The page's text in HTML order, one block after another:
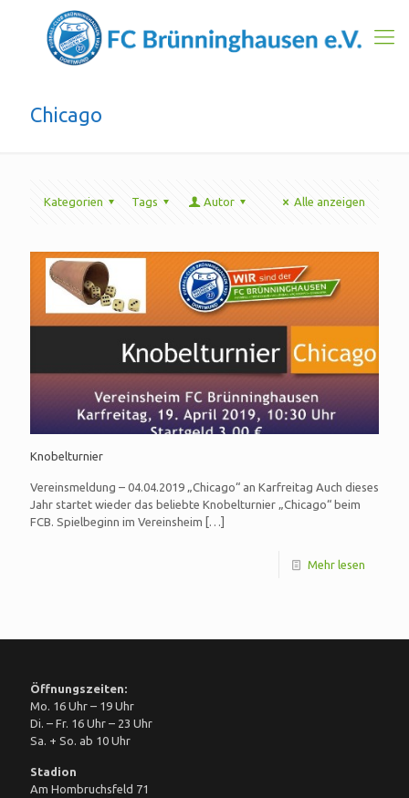
Chicago
Kategorien Tags Autor Alle anzeigen
Knobelturnier
Vereinsmeldung – 04.04.2019 „Chicago“ an Karfreitag Auch dieses
Jahr startet wieder das beliebte Knobelturnier „Chicago“ beim
FCB. Spielbeginn im Vereinsheim […]
Mehr lesen
Öffnungszeiten:
Mo. 16 Uhr – 19 Uhr
Di. – Fr. 16 Uhr – 23 Uhr
Sa. + So. ab 10 Uhr
Stadion
Am Hombruchsfeld 71